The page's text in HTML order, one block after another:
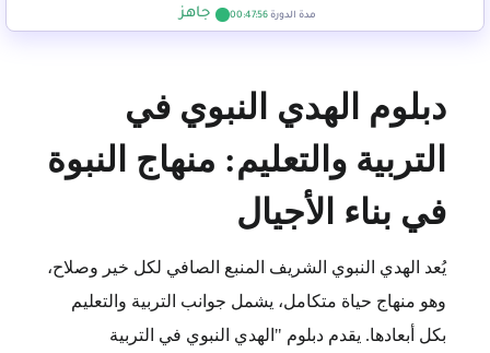
مدة الدورة 00:47:56 جاهز
دبلوم الهدي النبوي في
التربية والتعليم: منهاج النبوة
في بناء الأجيال
يُعد الهدي النبوي الشريف المنبع الصافي لكل خير وصلاح،
وهو منهاج حياة متكامل، يشمل جوانب التربية والتعليم
بكل أبعادها. يقدم دبلوم "الهدي النبوي في التربية